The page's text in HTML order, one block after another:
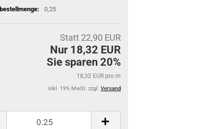
0,25
Statt 22,90 EUR
Nur 18,32 EUR
Sie sparen 20%
18,32 EUR pro m
inkl. 19% MwSt. zzgl. Versand